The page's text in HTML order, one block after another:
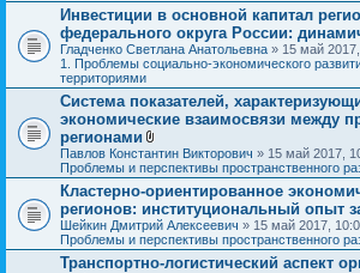
Инвестиции в основной капитал
федерального округа России:
Гладченко Светлана Анатольевна » 15 май
1. Проблемы социально-экономического
территориями
Система показателей,
экономические взаимосвязи между
регионами
В
л
о
ж
е
н
и
я
Павлов Константин Викторович » 15 май 2017,
Проблемы и перспективы пространственного
Кластерно-ориентированное
регионов: институциональный опыт
Шейкин Дмитрий Алексеевич » 15 май 2017,
Проблемы и перспективы пространственного
Транспортно-логистический аспект